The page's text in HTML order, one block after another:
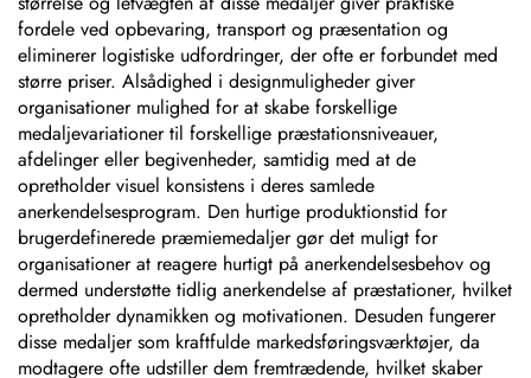
fordele ved opbevaring, transport og præsentation og
eliminerer logistiske udfordringer, der ofte er forbundet med
større priser. Alsådighed i designmuligheder giver
organisationer mulighed for at skabe forskellige
medaljevariationer til forskellige præstationsniveauer,
afdelinger eller begivenheder, samtidig med at de
opretholder visuel konsistens i deres samlede
anerkendelsesprogram. Den hurtige produktionstid for
brugerdefinerede præmiemedaljer gør det muligt for
organisationer at reagere hurtigt på anerkendelsesbehov og
dermed understøtte tidlig anerkendelse af præstationer, hvilket
opretholder dynamikken og motivationen. Desuden fungerer
disse medaljer som kraftfulde markedsføringsværktøjer, da
modtagere ofte udstiller dem fremtrædende, hvilket skaber